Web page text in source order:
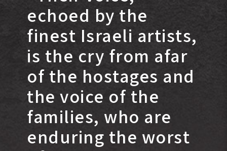
echoed by the
finest Israeli artists,
is the cry from afar
of the hostages and
the voice of the
families, who are
enduring the worst